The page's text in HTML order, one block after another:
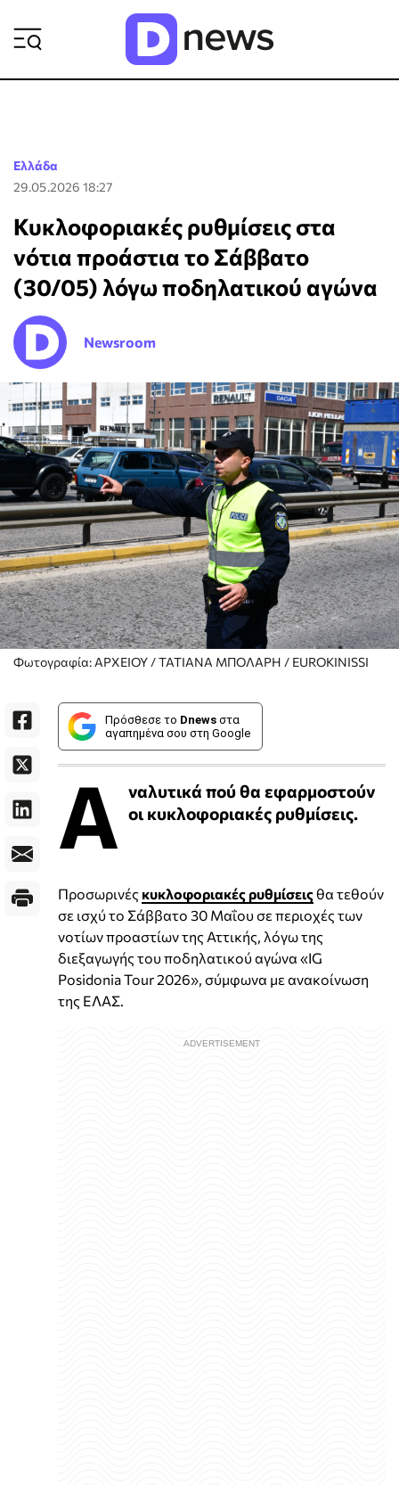
Ελλάδα
29.05.2026 18:27
Κυκλοφοριακές ρυθμίσεις στα
νότια προάστια το Σάββατο
(30/05) λόγω ποδηλατικού αγώνα
Newsroom
Φωτογραφία: ΑΡΧΕΙΟΥ / ΤΑΤΙΑΝΑ ΜΠΟΛΑΡΗ / EUROKINISSI
Πρόσθεσε το Dnews στα
αγαπημένα σου στη Google
Α ναλυτικά πού θα εφαρμοστούν
οι κυκλοφοριακές ρυθμίσεις.
Προσωρινές κυκλοφοριακές ρυθμίσειςθα τεθούν
σε ισχύ το Σάββατο 30 Μαΐου σε περιοχές των
νοτίων προαστίων της Αττικής, λόγω της
διεξαγωγής του ποδηλατικού αγώνα «IG
Posidonia Tour 2026», σύμφωνα με ανακοίνωση
της ΕΛΑΣ.